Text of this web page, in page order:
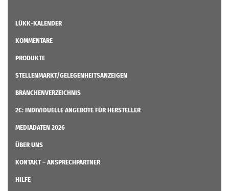
LÜKK-KALENDER
KOMMENTARE
PRODUKTE
STELLENMARKT/GELEGENHEITSANZEIGEN
BRANCHENVERZEICHNIS
2C: INDIVIDUELLE ANGEBOTE FÜR HERSTELLER
MEDIADATEN 2026
ÜBER UNS
KONTAKT – ANSPRECHPARTNER
HILFE